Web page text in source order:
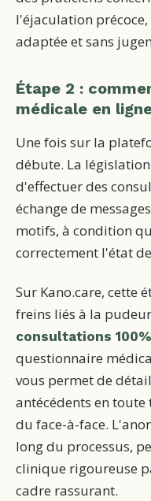
l'éjaculation
adaptée et sans
Étape 2 :
médicale en
Une fois sur la
débute. La
d'effectuer des
échange de
motifs, à condition
correctement l'état
Sur Kano.care, cette
freins liés à la
consultations
questionnaire
vous permet de
antécédents en toute
du face-à-face.
long du processus,
clinique rigoureuse
cadre rassurant.